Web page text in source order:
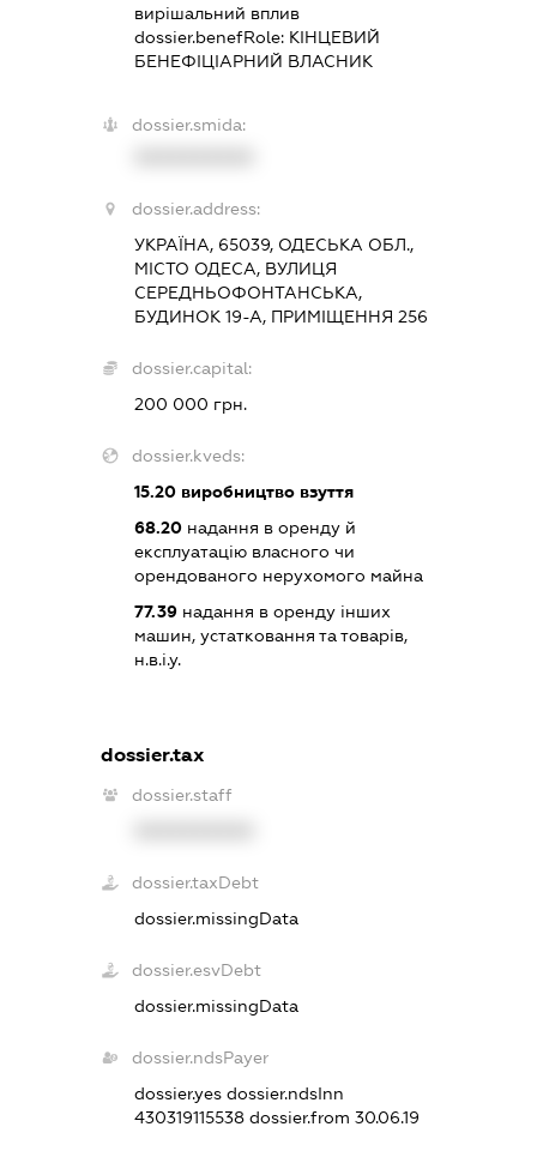
вирішальний вплив
dossier.benefRole: КІНЦЕВИЙ
БЕНЕФІЦІАРНИЙ ВЛАСНИК
dossier.smida:
dossier.address:
УКРАЇНА, 65039, ОДЕСЬКА ОБЛ.,
МІСТО ОДЕСА, ВУЛИЦЯ
СЕРЕДНЬОФОНТАНСЬКА,
БУДИНОК 19-А, ПРИМІЩЕННЯ 256
dossier.capital:
200 000 грн.
dossier.kveds:
15.20виробництво взуття
68.20надання в оренду й
експлуатацію власного чи
орендованого нерухомого майна
77.39надання в оренду інших
машин, устатковання та товарів,
н.в.і.у.
dossier.tax
dossier.staff
dossier.taxDebt
dossier.missingData
dossier.esvDebt
dossier.missingData
dossier.ndsPayer
dossier.yes dossier.ndsInn
430319115538 dossier.from 30.06.19